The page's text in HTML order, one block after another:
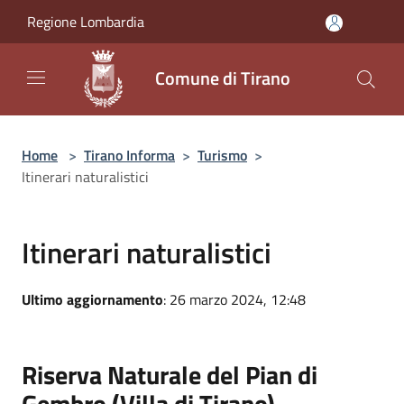
Regione Lombardia
Comune di Tirano
Home > Tirano Informa > Turismo >
Itinerari naturalistici
Itinerari naturalistici
Ultimo aggiornamento: 26 marzo 2024, 12:48
Riserva Naturale del Pian di